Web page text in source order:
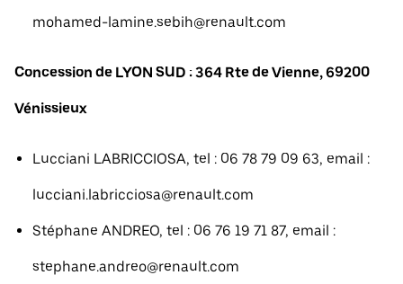
mohamed-lamine.sebih@renault.com
Concession de LYON SUD : 364 Rte de Vienne, 69200
Vénissieux
Lucciani LABRICCIOSA, tel : 06 78 79 09 63, email :
lucciani.labricciosa@renault.com
Stéphane ANDREO, tel : 06 76 19 71 87, email :
stephane.andreo@renault.com